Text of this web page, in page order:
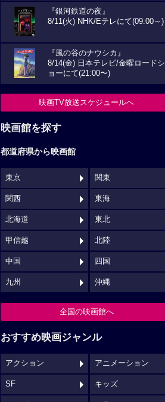
『銀河鉄道の夜』
8/11(火) NHK/Eテレにて(09:00～)
『風の谷のナウシカ』
8/14(金) 日本テレビ/金曜ロードシ
ョーにて(21:00〜)
映画TV放送スケジュールへ
映画館を探す
都道府県から映画館
東京 関東
関西 東海
北海道 東北
甲信越 北陸
中国 四国
九州 沖縄
全国の映画館へ
おすすめ映画ジャンル
アクション アニメーション
SF キッズ